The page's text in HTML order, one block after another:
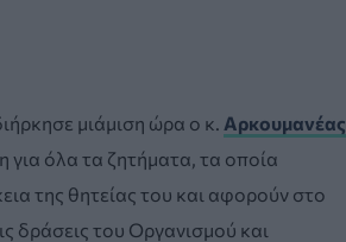
μιάμιση ώρα ο κ. Αρκουμανέας
για όλα τα ζητήματα, τα οποία
της θητείας του και αφορούν στο
δράσεις του Οργανισμού και